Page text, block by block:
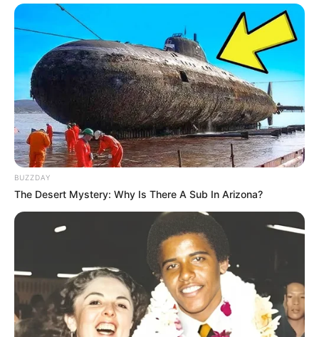
YELO Banka SANKSİYA qoyuldu? - İDDİA
788 0 0
LUX Residence-dən şikayət:86 yaşlı
qadının FƏRYADI -Şirkətdən AÇIQLAMA
(YENİLƏNİB)
BUZZDAY
The Desert Mystery: Why Is There A Sub In Arizona?